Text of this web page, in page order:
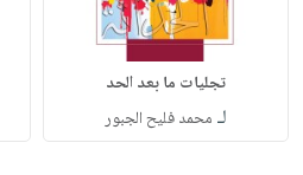
تجليات ما بعد الحد
لـ محمد فليح الجبور